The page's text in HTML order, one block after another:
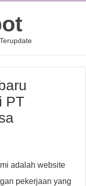
PT
adalah website
pekerjaan yang